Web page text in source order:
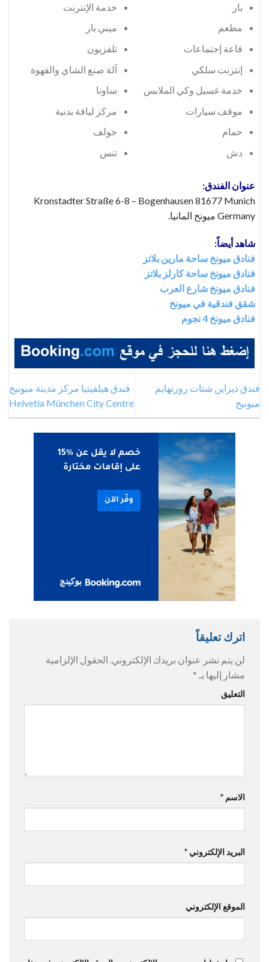
بار
مطعم
قاعة إجتماعات
إنترنت سلكي
خدمة غسيل وكي الملابس
موقف سيارات
حمام
دش
خدمة الإنترنت
ميني بار
تلفزيون
آلة صنع الشاي والقهوة
ساونا
مركز لياقة بدنية
جولف
تنس
عنوان الفندق:
Kronstadter Straße 6-8 – Bogenhausen 81677 Munich
Germany ميونخ المانيا.
شاهد أيضاً:
فنادق ميونخ ساحة مارين بلاتز
فنادق ميونخ ساحة كارلز بلاتز
فنادق ميونخ شارع العرب
شقق فندقية في ميونخ
فنادق ميونخ 4 نجوم
فندق ديزاين شتات روزنهايم
ميونيخ
فندق هيلفيتيا مركز مدينة ميونيخ
Helvetia München City Centre
اترك تعليقاً
لن يتم نشر عنوان بريدك الإلكتروني. الحقول الإلزامية
مشار إليها بـ *
التعليق
الاسم *
البريد الإلكتروني *
الموقع الإلكتروني